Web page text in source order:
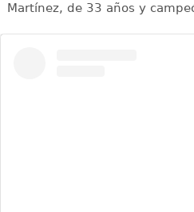
Martínez, de 33 años y